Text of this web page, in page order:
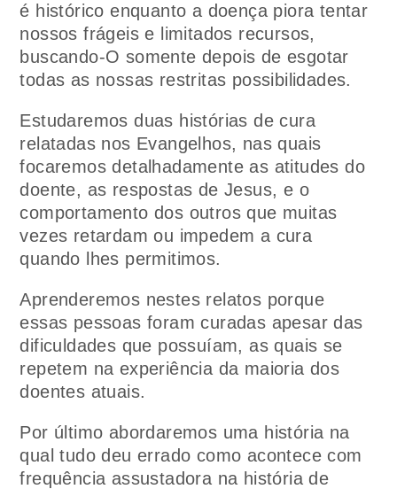
é histórico enquanto a doença piora tentar
nossos frágeis e limitados recursos,
buscando-O somente depois de esgotar
todas as nossas restritas possibilidades.
Estudaremos duas histórias de cura
relatadas nos Evangelhos, nas quais
focaremos detalhadamente as atitudes do
doente, as respostas de Jesus, e o
comportamento dos outros que muitas
vezes retardam ou impedem a cura
quando lhes permitimos.
Aprenderemos nestes relatos porque
essas pessoas foram curadas apesar das
dificuldades que possuíam, as quais se
repetem na experiência da maioria dos
doentes atuais.
Por último abordaremos uma história na
qual tudo deu errado como acontece com
frequência assustadora na história de